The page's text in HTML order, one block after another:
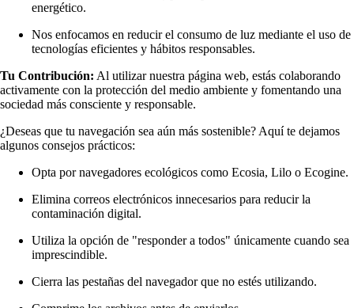
energético.
Nos enfocamos en reducir el consumo de luz mediante el uso de
tecnologías eficientes y hábitos responsables.
Tu Contribución: Al utilizar nuestra página web, estás colaborando
activamente con la protección del medio ambiente y fomentando una
sociedad más consciente y responsable.
¿Deseas que tu navegación sea aún más sostenible? Aquí te dejamos
algunos consejos prácticos:
Opta por navegadores ecológicos como Ecosia, Lilo o Ecogine.
Elimina correos electrónicos innecesarios para reducir la
contaminación digital.
Utiliza la opción de "responder a todos" únicamente cuando sea
imprescindible.
Cierra las pestañas del navegador que no estés utilizando.